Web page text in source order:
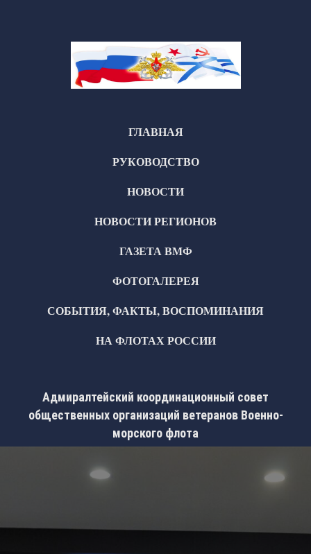
ГЛАВНАЯ
РУКОВОДСТВО
НОВОСТИ
НОВОСТИ РЕГИОНОВ
ГАЗЕТА ВМФ
ФОТОГАЛЕРЕЯ
СОБЫТИЯ, ФАКТЫ, ВОСПОМИНАНИЯ
НА ФЛОТАХ РОССИИ
Адмиралтейский координационный совет
общественных организаций ветеранов Военно-
морского флота